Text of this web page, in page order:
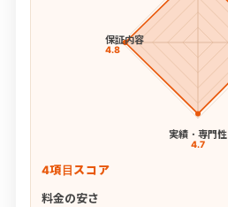
実績・専門性
4.7
保証内容
4.8
4項目スコア
料金の安さ